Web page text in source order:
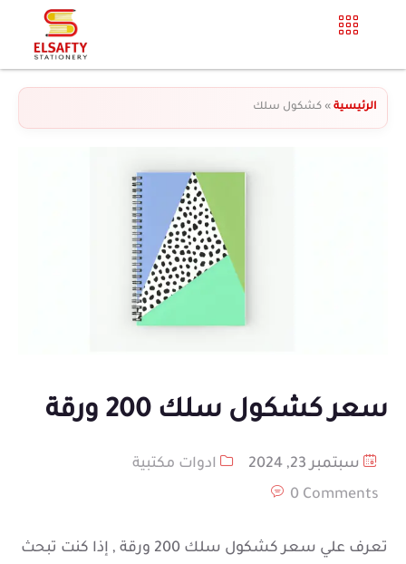
الرئيسية » كشكول سلك
سعر كشكول سلك 200 ورقة
سبتمبر 23, 2024
ادوات مكتبية
0 Comments
تعرف علي سعر كشكول سلك 200 ورقة , إذا كنت تبحث